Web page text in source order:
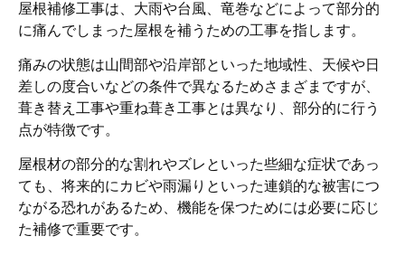
屋根補修工事は、大雨や台風、竜巻などによって部分的
に痛んでしまった屋根を補うための工事を指します。
痛みの状態は山間部や沿岸部といった地域性、天候や日
差しの度合いなどの条件で異なるためさまざまですが、
葺き替え工事や重ね葺き工事とは異なり、部分的に行う
点が特徴です。
屋根材の部分的な割れやズレといった些細な症状であっ
ても、将来的にカビや雨漏りといった連鎖的な被害につ
ながる恐れがあるため、機能を保つためには必要に応じ
た補修で重要です。